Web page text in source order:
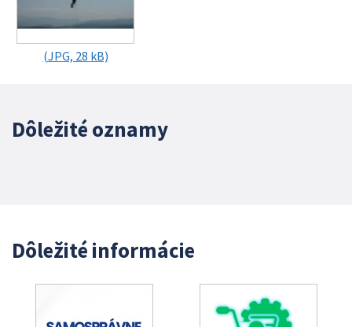
(JPG, 28 kB)
Dôležité oznamy
Dôležité informácie